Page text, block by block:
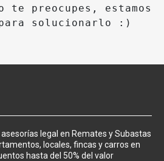
te preocupes, estamos
solucionarlo :)
legal en Remates y Subastas
locales, fincas y carros en
hasta del 50% del valor